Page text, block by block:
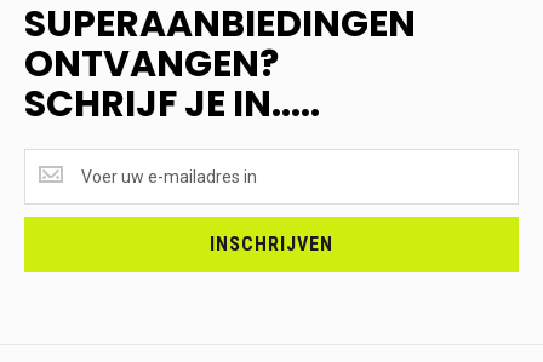
SUPERAANBIEDINGEN
ONTVANGEN?
SCHRIJF JE IN.....
ONTVANGEN?
<br>SCHRIJF
INSCHRIJVEN